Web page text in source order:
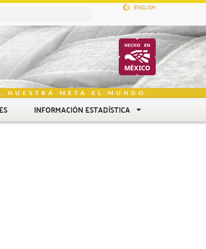
ENGLISH
META EL MUNDO.
INFORMACIÓN ESTADÍSTICA